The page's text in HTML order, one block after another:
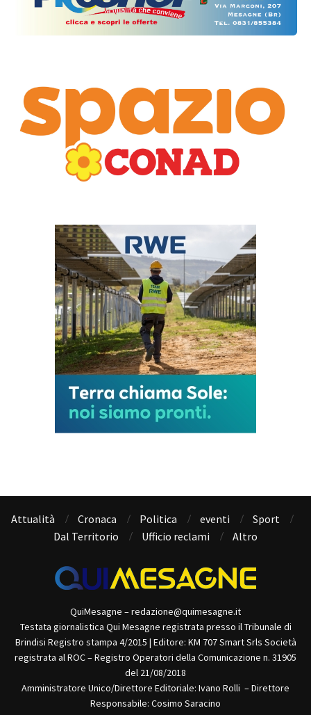
Attualità Cronaca Politica eventi
Sport
Dal Territorio
Ufficio reclami Altro
QuiMesagne – redazione@quimesagne.it
Testata giornalistica Qui Mesagne registrata presso il Tribunale di
Brindisi Registro stampa 4/2015 | Editore: KM 707 Smart Srls Società
registrata al ROC – Registro Operatori della Comunicazione n. 31905
del 21/08/2018
Amministratore Unico/Direttore Editoriale: Ivano Rolli – Direttore
Responsabile: Cosimo Saracino